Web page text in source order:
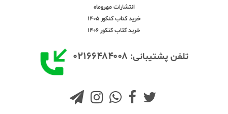
انتشارات مهروماه
خرید کتاب کنکور 1405
خرید کتاب کنکور 1406
تلفن پشتیبانی: ۰۲۱۶۶۴۸۴۰۰۸